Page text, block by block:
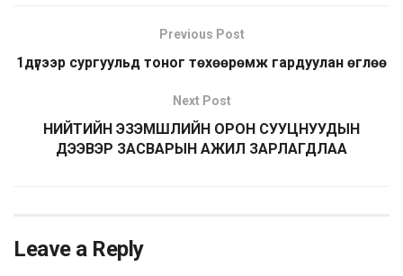
Previous Post
1дүгээр сургуульд тоног төхөөрөмж гардуулан өглөө
Next Post
НИЙТИЙН ЭЗЭМШЛИЙН ОРОН СУУЦНУУДЫН
ДЭЭВЭР ЗАСВАРЫН АЖИЛ ЗАРЛАГДЛАА
Leave a Reply